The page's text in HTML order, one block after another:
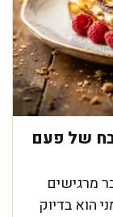
של פעם
מרגישים
הוא בדיוק